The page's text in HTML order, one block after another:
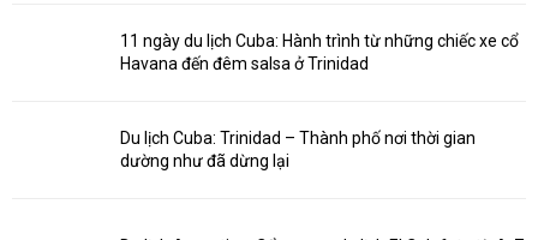
11 ngày du lịch Cuba: Hành trình từ những chiếc xe cổ
Havana đến đêm salsa ở Trinidad
Du lịch Cuba: Trinidad – Thành phố nơi thời gian
dường như đã dừng lại